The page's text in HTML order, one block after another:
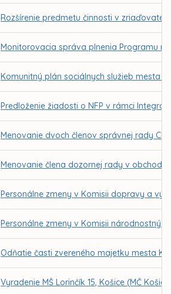
Rozšírenie predmetu činnosti v
Monitorovacia správa plnenia Programu
Komunitný plán sociálnych služieb mesta
Predloženie žiadosti o NFP v rámci
Menovanie dvoch členov správnej rady
Menovanie člena dozornej rady v
Personálne zmeny v Komisii dopravy a
Personálne zmeny v Komisii
Odňatie časti zvereného majetku mesta
Vyradenie MŠ Lorinčík 15, Košice (MČ